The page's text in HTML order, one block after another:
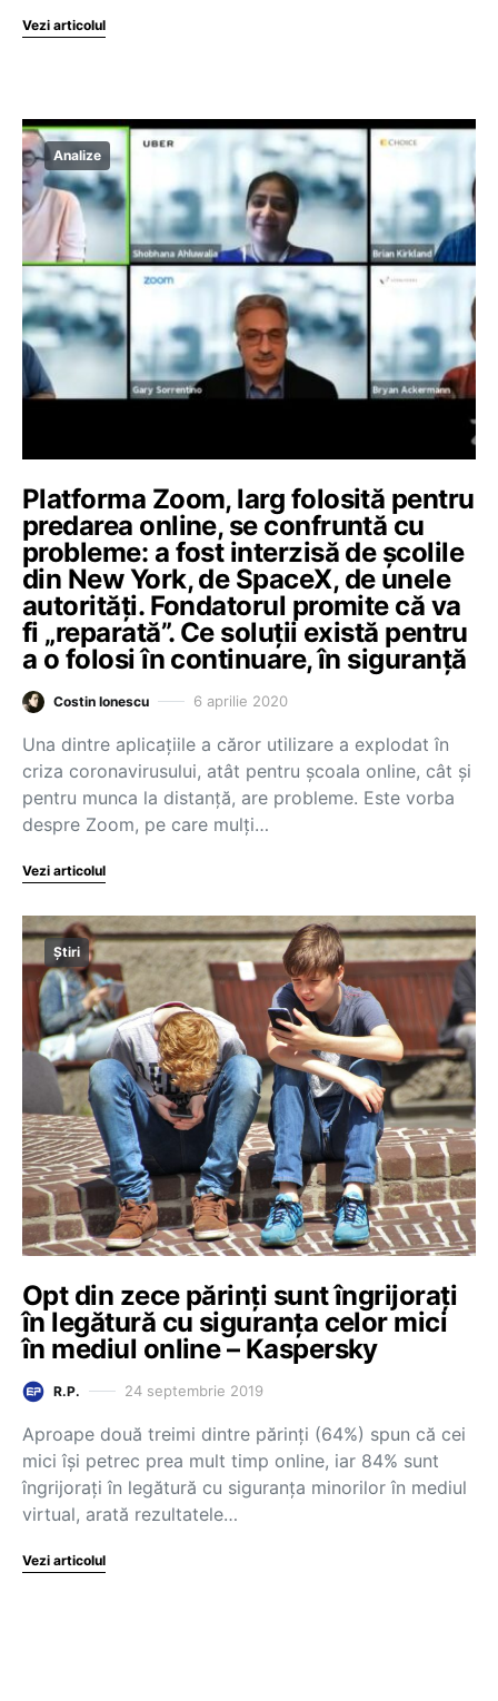
Vezi articolul
Analize
Platforma Zoom, larg folosită pentru
predarea online, se confruntă cu
probleme: a fost interzisă de școlile
din New York, de SpaceX, de unele
autorități. Fondatorul promite că va
fi „reparată”. Ce soluții există pentru
a o folosi în continuare, în siguranță
Costin Ionescu 6 aprilie 2020
Una dintre aplicațiile a căror utilizare a explodat în
criza coronavirusului, atât pentru școala online, cât și
pentru munca la distanță, are probleme. Este vorba
despre Zoom, pe care mulți…
Vezi articolul
Știri
Opt din zece părinți sunt îngrijorați
în legătură cu siguranța celor mici
în mediul online – Kaspersky
R.P. 24 septembrie 2019
Aproape două treimi dintre părinți (64%) spun că cei
mici îşi petrec prea mult timp online, iar 84% sunt
îngrijoraţi în legătură cu siguranța minorilor în mediul
virtual, arată rezultatele…
Vezi articolul